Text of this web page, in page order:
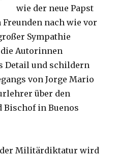
wie der neue Papst
nach wie vor
Sympathie
die Autorinnen
Detail und schildern
von Jorge Mario
über den
Bischof in Buenos
der Militärdiktatur wird